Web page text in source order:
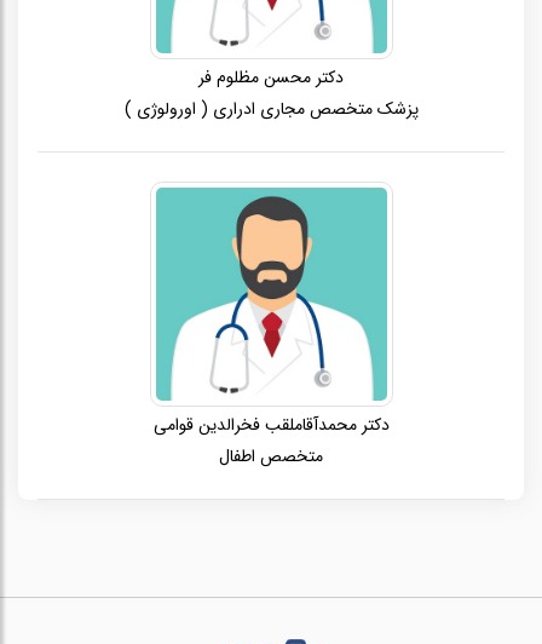
دکتر محسن مظلوم فر
پزشک متخصص مجاری ادراری ( اورولوژی )
دکتر محمدآقاملقب فخرالدین قوامی
متخصص اطفال